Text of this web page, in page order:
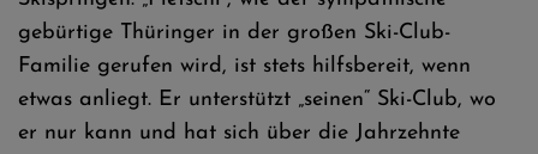
gebürtige Thüringer in der großen Ski-Club-
Familie gerufen wird, ist stets hilfsbereit, wenn
etwas anliegt. Er unterstützt „seinen“ Ski-Club, wo
er nur kann und hat sich über die Jahrzehnte